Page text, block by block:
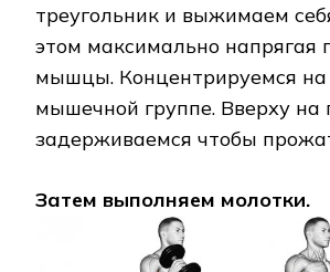
треугольник и выжимаем
этом максимально напрягая
мышцы. Концентрируемся на
мышечной группе. Вверху на
задерживаемся чтобы
Затем выполняем молотки.